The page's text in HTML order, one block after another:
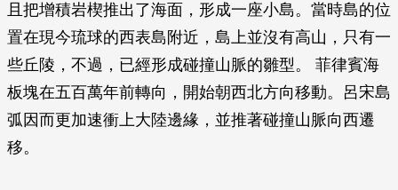
且把增積岩楔推出了海面，形成一座小島。當時島的位
置在現今琉球的西表島附近，島上並沒有高山，只有一
些丘陵，不過，已經形成碰撞山脈的雛型。 菲律賓海
板塊在五百萬年前轉向，開始朝西北方向移動。呂宋島
弧因而更加速衝上大陸邊緣，並推著碰撞山脈向西遷
移。